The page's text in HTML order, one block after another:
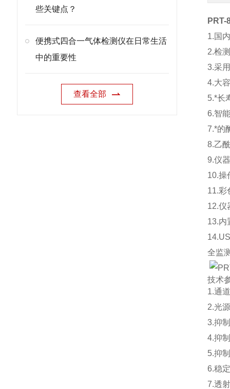
些关键点？
便携式四合一气体检测仪在日常生活
中的重要性
查看全部
PRT-
1.国
2.检
3.采
4.大
5.*长
6.智
7.*的
8.乙
9.仪
10.操
11.彩
12.仪
13.内
全监
技术
1.通
2.光
3.抑
4.抑
5.抑
6.稳
7.透